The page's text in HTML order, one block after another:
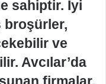
sahiptir. İyi
broşürler,
ve
Avcılar’da
firmalar,